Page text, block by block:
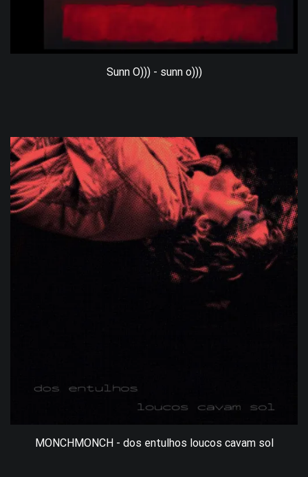
Sunn O))) - sunn o)))
MONCHMONCH - dos entulhos loucos cavam sol